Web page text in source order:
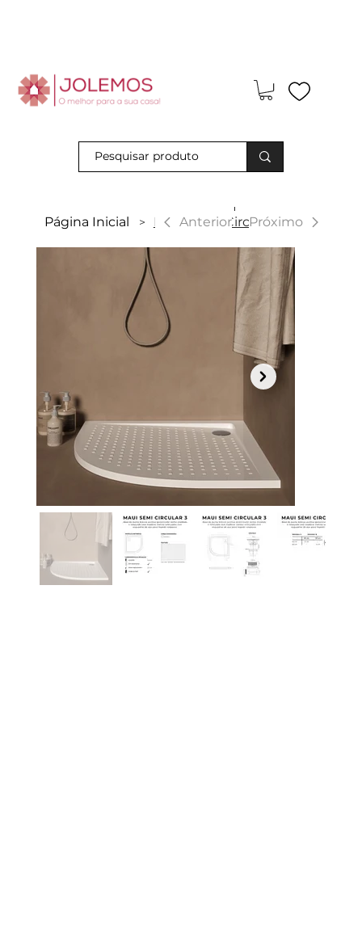
Página Inicial > Maui Semi Circular 3
Anterior Próximo